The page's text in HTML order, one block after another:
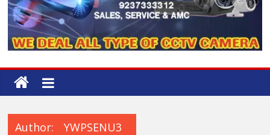
Author: YWPSENU3